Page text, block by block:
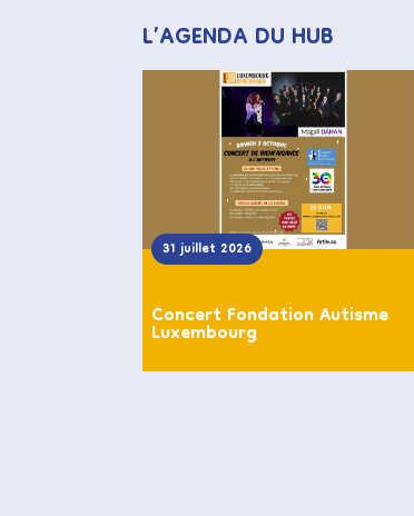
L’AGENDA DU HUB
31 juillet 2026
Concert Fondation Autisme
Luxembourg